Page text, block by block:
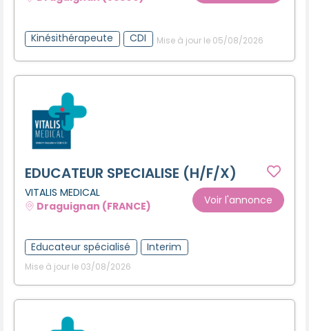
Kinésithérapeute CDI Mise à jour le 05/08/2026
EDUCATEUR SPECIALISE (H/F/X)
VITALIS MEDICAL
Draguignan (FRANCE)
Voir l'annonce
Educateur spécialisé Interim
Mise à jour le 03/08/2026